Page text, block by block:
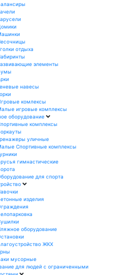
отдыха
элементы
навесы
комлексы
игровые комплексы
оборудование
комплексы
уличные
Спортивные комплексы
гимнастические
для спорта
изделия
оборудование
ЖКХ
мусорные
для людей с ограниченными